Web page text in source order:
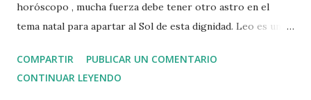
horóscopo , mucha fuerza debe tener otro astro en el
tema natal para apartar al Sol de esta dignidad. Leo es un
proyección de la personalidad y es una fuerza centrífuga.
Un ascendente en leo pertenece a la cuadruplidicad de
COMPARTIR
PUBLICAR UN COMENTARIO
CONTINUAR LEYENDO